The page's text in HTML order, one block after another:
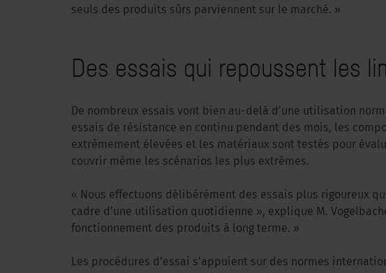
seuls des produits sûrs parviennent sur le marché. »
Des essais qui repoussent les
De nombreux essais vont bien au-delà d’une utilisation
essais de résistance en continu pendant des mois, les
extrêmement élevées et les matériaux sont testés pour
couvrir même les scénarios les plus extrêmes.
« Nous effectuons délibérément des essais plus rigoureux
cadre d’une utilisation quotidienne », explique M.
fonctionnement des produits à long terme. »
Les procédures d’essai s’appuient sur des normes